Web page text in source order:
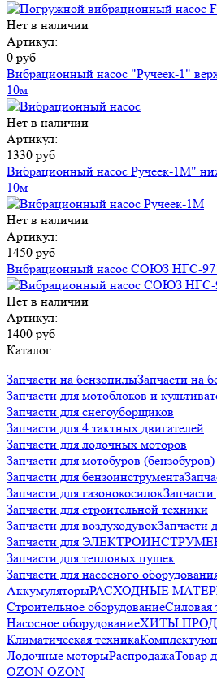
Нет в наличии
Артикул:
0 руб
Вибрационный насос "Ручеек-1"
10м
Нет в наличии
Артикул:
1330 руб
Вибрационный насос Ручеек-1М"
10м
Нет в наличии
Артикул:
1450 руб
Вибрационный насос СОЮЗ НГС-
Нет в наличии
Артикул:
1400 руб
Каталог
Запчасти на бензопилыЗапчасти на
Запчасти для мотоблоков и
Запчасти для снегоуборщиков
Запчасти для 4 тактных двигателей
Запчасти для лодочных моторов
Запчасти для мотобуров (бензобуров)
Запчасти для бензоинструмента
Запчасти для газонокосилокЗапчасти
Запчасти для строительной техники
Запчасти для воздуходувокЗапчасти
Запчасти для
Запчасти для тепловых пушек
Запчасти для насосного
АккумуляторыРАСХОДНЫЕ
Строительное оборудованиеСиловая
Насосное оборудованиеХИТЫ
Климатическая техника
Лодочные моторыРаспродажаТовар
OZON OZON